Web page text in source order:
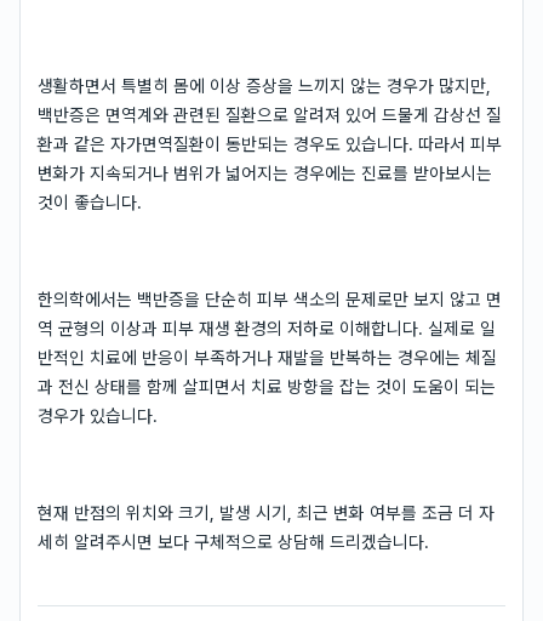
생활하면서 특별히 몸에 이상 증상을 느끼지 않는 경우가 많지만,
백반증은 면역계와 관련된 질환으로 알려져 있어 드물게 갑상선 질
환과 같은 자가면역질환이 동반되는 경우도 있습니다. 따라서 피부
변화가 지속되거나 범위가 넓어지는 경우에는 진료를 받아보시는
것이 좋습니다.
한의학에서는 백반증을 단순히 피부 색소의 문제로만 보지 않고 면
역 균형의 이상과 피부 재생 환경의 저하로 이해합니다. 실제로 일
반적인 치료에 반응이 부족하거나 재발을 반복하는 경우에는 체질
과 전신 상태를 함께 살피면서 치료 방향을 잡는 것이 도움이 되는
경우가 있습니다.
현재 반점의 위치와 크기, 발생 시기, 최근 변화 여부를 조금 더 자
세히 알려주시면 보다 구체적으로 상담해 드리겠습니다.